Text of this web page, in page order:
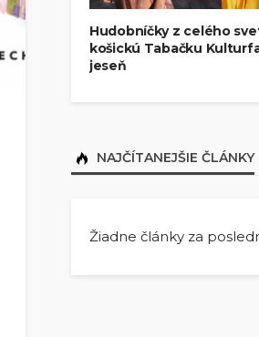
Hudobníčky z celého
košickú Tabačku
jeseň
NAJČÍTANEJŠIE ČLÁNKY
Žiadne články za